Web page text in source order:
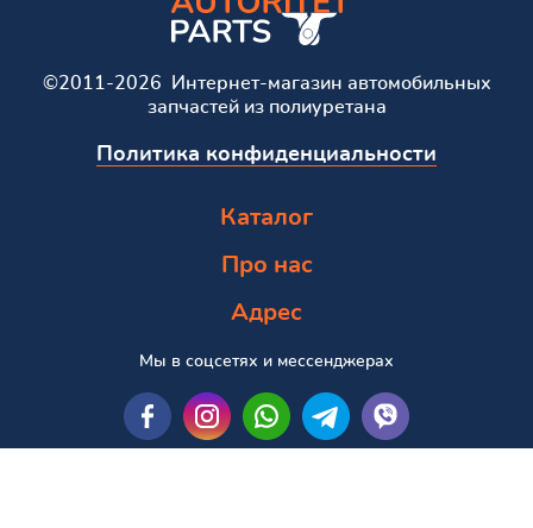
©2011-2026 Интернет-магазин автомобильных
запчастей из полиуретана
Политика конфиденциальности
Каталог
Про нас
Адрес
Мы в соцсетях и мессенджерах